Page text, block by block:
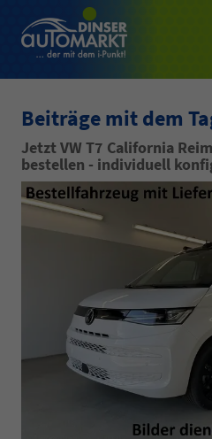
Beiträge mit dem
Jetzt VW T7 California
bestellen - individuell